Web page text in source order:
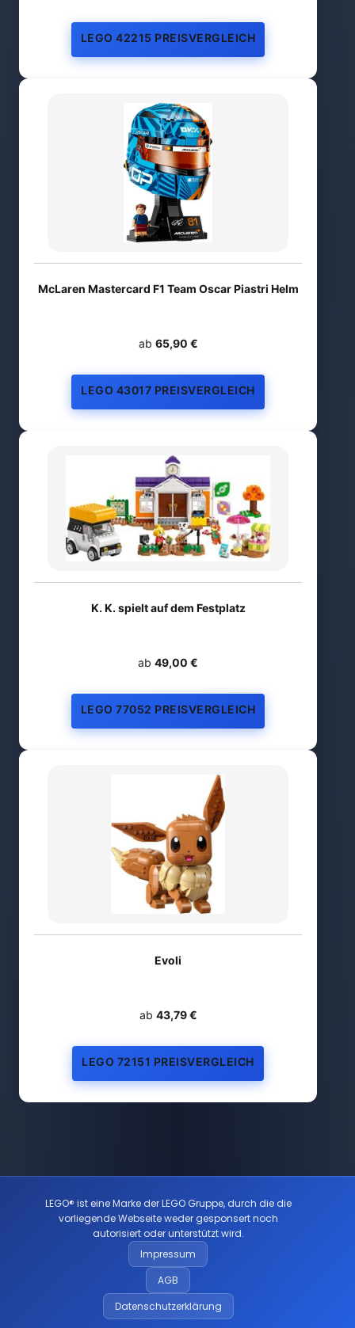
LEGO 42215 PREISVERGLEICH
McLaren Mastercard F1 Team Oscar Piastri Helm
ab 65,90 €
LEGO 43017 PREISVERGLEICH
K. K. spielt auf dem Festplatz
ab 49,00 €
LEGO 77052 PREISVERGLEICH
Evoli
ab 43,79 €
LEGO 72151 PREISVERGLEICH
LEGO® ist eine Marke der LEGO Gruppe, durch die die
vorliegende Webseite weder gesponsert noch
autorisiert oder unterstützt wird.
Impressum
AGB
Datenschutzerklärung